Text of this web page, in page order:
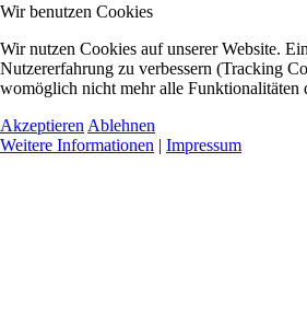
Wir benutzen Cookies
Wir nutzen Cookies auf unserer Website.
Nutzererfahrung zu verbessern (Tracking
womöglich nicht mehr alle Funktionalitäten
Akzeptieren Ablehnen
Weitere Informationen | Impressum